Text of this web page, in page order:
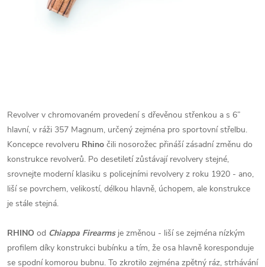
Revolver v chromovaném provedení s dřevěnou střenkou a s 6”
hlavní, v ráži 357 Magnum, určený zejména pro sportovní střelbu.
Koncepce revolveru Rhino čili nosorožec přináší zásadní změnu do
konstrukce revolverů. Po desetiletí zůstávají revolvery stejné,
srovnejte moderní klasiku s policejními revolvery z roku 1920 - ano,
liší se povrchem, velikostí, délkou hlavně, úchopem, ale konstrukce
je stále stejná.
RHINO od Chiappa Firearmsje změnou - liší se zejména nízkým
profilem díky konstrukci bubínku a tím, že osa hlavně koresponduje
se spodní komorou bubnu. To zkrotilo zejména zpětný ráz, strhávání